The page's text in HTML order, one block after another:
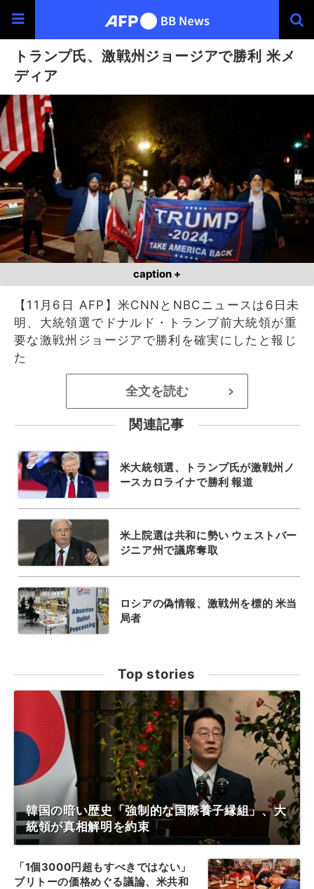
トランプ氏、激戦州ジョージアで勝利 米メ
ディア
caption +
【11月6日 AFP】米CNNとNBCニュースは6日未
明、大統領選でドナルド・トランプ前大統領が重
要な激戦州ジョージアで勝利を確実にしたと報じ
た
全文を読む >
関連記事
米大統領選、トランプ氏が激戦州ノ
ースカロライナで勝利 報道
米上院選は共和に勢い ウェストバー
ジニア州で議席奪取
ロシアの偽情報、激戦州を標的 米当
局者
Top stories
韓国の暗い歴史「強制的な国際養子縁組」、大
統領が真相解明を約束
「1個3000円超もすべきではない」
ブリトーの価格めぐる議論、米共和